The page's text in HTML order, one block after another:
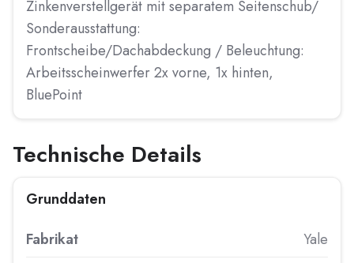
Zinkenverstellgerät mit separatem Seitenschub/
Sonderausstattung:
Frontscheibe/Dachabdeckung / Beleuchtung:
Arbeitsscheinwerfer 2x vorne, 1x hinten,
BluePoint
Technische Details
Grunddaten
Fabrikat
Yale